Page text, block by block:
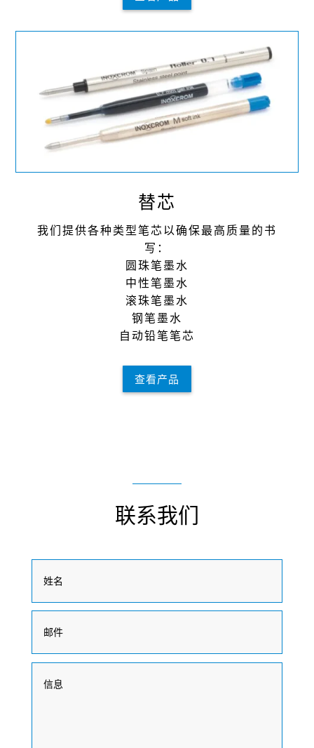
替芯
我们提供各种类型笔芯以确保最⾼质量的书
写：
圆珠笔墨⽔
中性笔墨⽔
滚珠笔墨⽔
钢笔墨⽔
⾃动铅笔笔芯
查看产品
联系我们